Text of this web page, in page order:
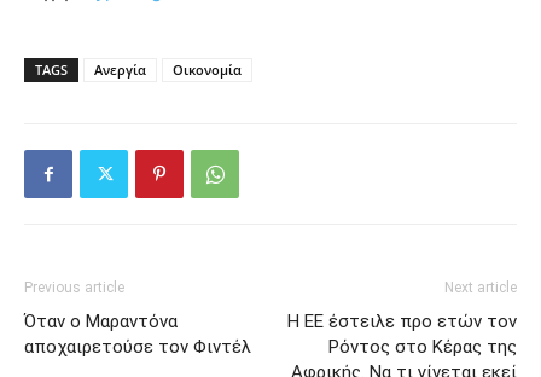
TAGS Ανεργία Οικονομία
Previous article
Όταν ο Μαραντόνα
αποχαιρετούσε τον Φιντέλ
Next article
Η ΕΕ έστειλε προ ετών τον
Ρόντος στο Κέρας της
Αφρικής. Να τι γίνεται εκεί